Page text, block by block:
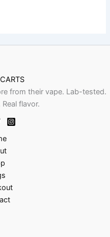
from their vape. Lab-tested.
flavor.